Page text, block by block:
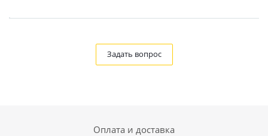
Задать вопрос
Оплата и доставка